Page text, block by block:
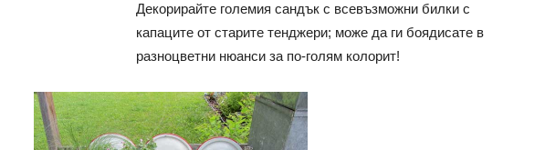
Декорирайте големия сандък с всевъзможни билки с
капаците от старите тенджери; може да ги боядисате в
разноцветни нюанси за по-голям колорит!